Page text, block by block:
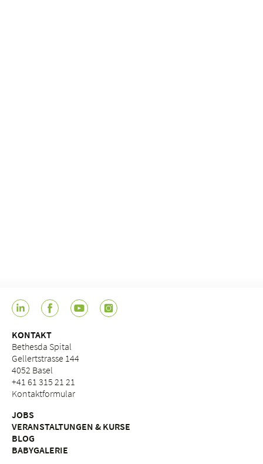
KONTAKT
Bethesda Spital
Gellertstrasse 144
4052 Basel
+41 61 315 21 21
Kontaktformular
JOBS
VERANSTALTUNGEN & KURSE
BLOG
BABYGALERIE